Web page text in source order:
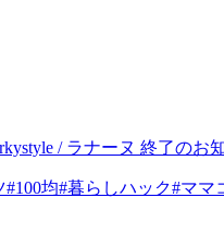
/ ラナーヌ 終了のお
#100均#暮らしハック#ママ